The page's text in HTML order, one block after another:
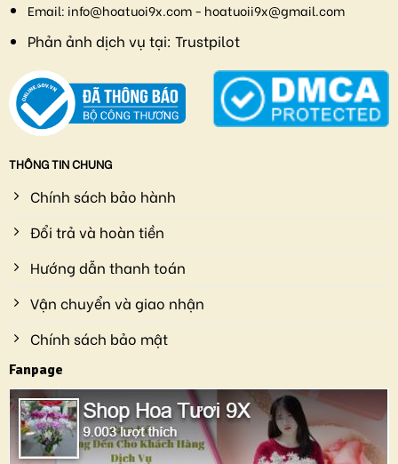
Email: info@hoatuoi9x.com - hoatuoii9x@gmail.com
Phản ảnh dịch vụ tại: Trustpilot
THÔNG TIN CHUNG
Chính sách bảo hành
Đổi trả và hoàn tiền
Hướng dẫn thanh toán
Vận chuyển và giao nhận
Chính sách bảo mật
Fanpage